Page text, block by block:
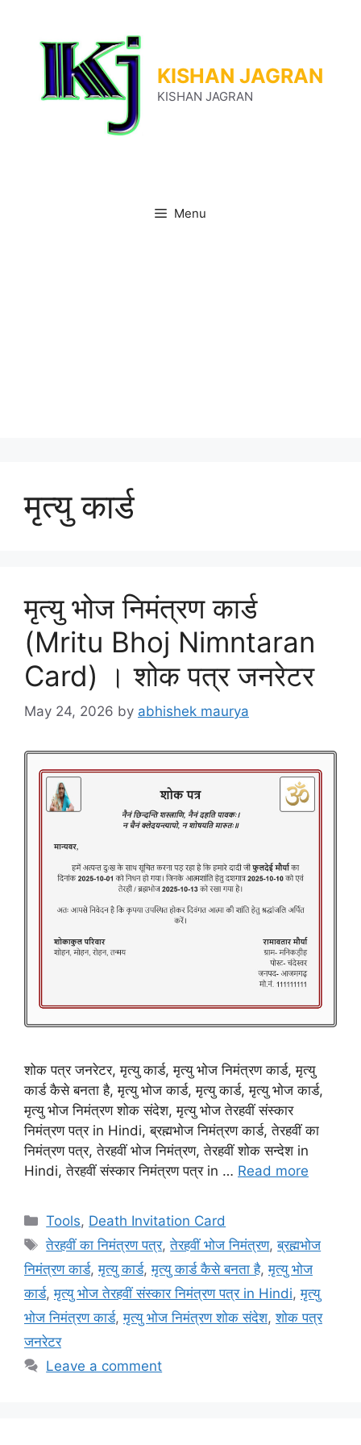
content
KISHAN JAGRAN
KISHAN JAGRAN
Menu
मृत्यु कार्ड
मृत्यु भोज निमंत्रण कार्ड
(Mritu Bhoj Nimntaran
Card) । शोक पत्र जनरेटर
May 24, 2026 by abhishek maurya
शोक पत्र जनरेटर, मृत्यु कार्ड, मृत्यु भोज निमंत्रण कार्ड, मृत्यु
कार्ड कैसे बनता है, मृत्यु भोज कार्ड, मृत्यु कार्ड, मृत्यु भोज कार्ड,
मृत्यु भोज निमंत्रण शोक संदेश, मृत्यु भोज तेरहवीं संस्कार
निमंत्रण पत्र in Hindi, ब्रह्मभोज निमंत्रण कार्ड, तेरहवीं का
निमंत्रण पत्र, तेरहवीं भोज निमंत्रण, तेरहवीं शोक सन्देश in
Hindi, तेरहवीं संस्कार निमंत्रण पत्र in … Read more
Categories
Tools, Death Invitation Card
Tags
तेरहवीं का निमंत्रण पत्र,तेरहवीं भोज निमंत्रण,ब्रह्मभोज
निमंत्रण कार्ड,मृत्यु कार्ड,मृत्यु कार्ड कैसे बनता है,मृत्यु भोज
कार्ड,मृत्यु भोज तेरहवीं संस्कार निमंत्रण पत्र in Hindi,मृत्यु
भोज निमंत्रण कार्ड,मृत्यु भोज निमंत्रण शोक संदेश,शोक पत्र
जनरेटर
Leave a comment